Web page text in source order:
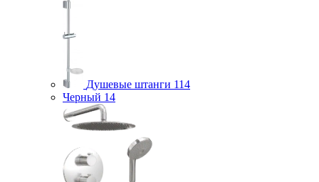
Душевые штанги 114
Черный 14